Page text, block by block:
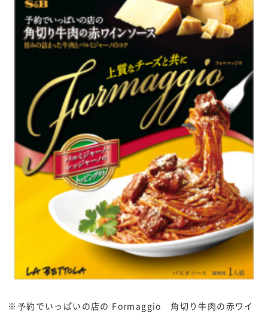
※予約でいっぱいの店の Formaggio 角切り牛肉の赤ワイ